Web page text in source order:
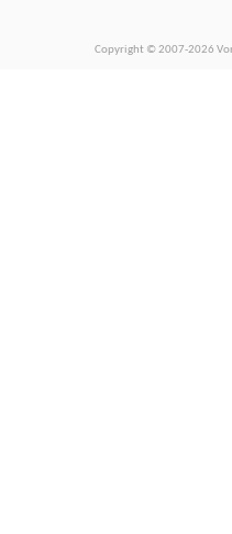
Copyright © 2007-2026